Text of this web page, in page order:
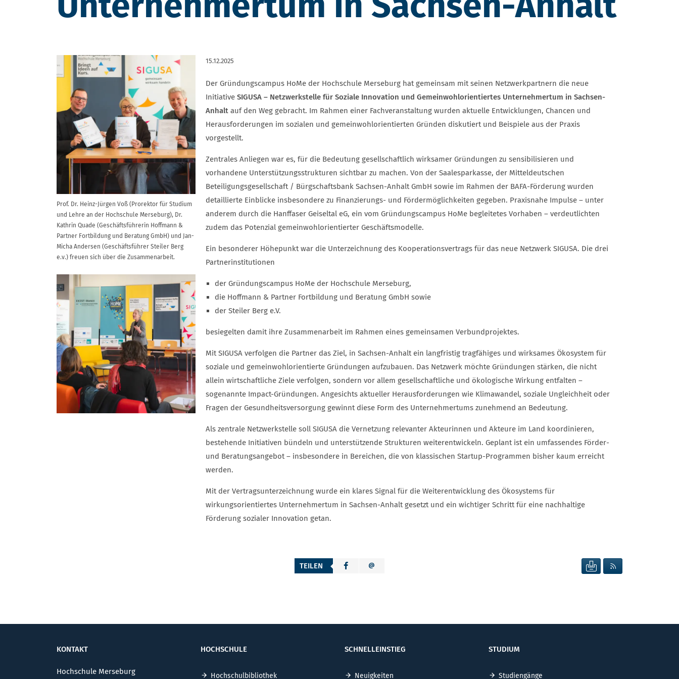
Prof. Dr. Heinz-Jürgen Voß (Prorektor für Studium
und Lehre an der Hochschule Merseburg), Dr.
Kathrin Quade (Geschäftsführerin Hoffmann &
Partner Fortbildung und Beratung GmbH) und Jan-
Micha Andersen (Geschäftsführer Steiler Berg
e.v.) freuen sich über die Zusammenarbeit.
15.12.2025
Der Gründungscampus HoMe der Hochschule Merseburg hat gemeinsam mit seinen Netzwerkpartnern die neue
Initiative SIGUSA – Netzwerkstelle für Soziale Innovation und Gemeinwohlorientiertes Unternehmertum in Sachsen-
Anhalt auf den Weg gebracht. Im Rahmen einer Fachveranstaltung wurden aktuelle Entwicklungen, Chancen und
Herausforderungen im sozialen und gemeinwohlorientierten Gründen diskutiert und Beispiele aus der Praxis
vorgestellt.
Zentrales Anliegen war es, für die Bedeutung gesellschaftlich wirksamer Gründungen zu sensibilisieren und
vorhandene Unterstützungsstrukturen sichtbar zu machen. Von der Saalesparkasse, der Mitteldeutschen
Beteiligungsgesellschaft / Bürgschaftsbank Sachsen-Anhalt GmbH sowie im Rahmen der BAFA-Förderung wurden
detaillierte Einblicke insbesondere zu Finanzierungs- und Fördermöglichkeiten gegeben. Praxisnahe Impulse – unter
anderem durch die Hanffaser Geiseltal eG, ein vom Gründungscampus HoMe begleitetes Vorhaben – verdeutlichten
zudem das Potenzial gemeinwohlorientierter Geschäftsmodelle.
Ein besonderer Höhepunkt war die Unterzeichnung des Kooperationsvertrags für das neue Netzwerk SIGUSA. Die drei
Partnerinstitutionen
der Gründungscampus HoMe der Hochschule Merseburg,
die Hoffmann & Partner Fortbildung und Beratung GmbH sowie
der Steiler Berg e.V.
besiegelten damit ihre Zusammenarbeit im Rahmen eines gemeinsamen Verbundprojektes.
Mit SIGUSA verfolgen die Partner das Ziel, in Sachsen-Anhalt ein langfristig tragfähiges und wirksames Ökosystem für
soziale und gemeinwohlorientierte Gründungen aufzubauen. Das Netzwerk möchte Gründungen stärken, die nicht
allein wirtschaftliche Ziele verfolgen, sondern vor allem gesellschaftliche und ökologische Wirkung entfalten –
sogenannte Impact-Gründungen. Angesichts aktueller Herausforderungen wie Klimawandel, soziale Ungleichheit oder
Fragen der Gesundheitsversorgung gewinnt diese Form des Unternehmertums zunehmend an Bedeutung.
Als zentrale Netzwerkstelle soll SIGUSA die Vernetzung relevanter Akteurinnen und Akteure im Land koordinieren,
bestehende Initiativen bündeln und unterstützende Strukturen weiterentwickeln. Geplant ist ein umfassendes Förder-
und Beratungsangebot – insbesondere in Bereichen, die von klassischen Startup-Programmen bisher kaum erreicht
werden.
Mit der Vertragsunterzeichnung wurde ein klares Signal für die Weiterentwicklung des Ökosystems für
wirkungsorientiertes Unternehmertum in Sachsen-Anhalt gesetzt und ein wichtiger Schritt für eine nachhaltige
Förderung sozialer Innovation getan.
TEILEN SEITE DRUCKEN
KONTAKT
Hochschule Merseburg
HOCHSCHULE
Hochschulbibliothek
SCHNELLEINSTIEG
Neuigkeiten
STUDIUM
Studiengänge